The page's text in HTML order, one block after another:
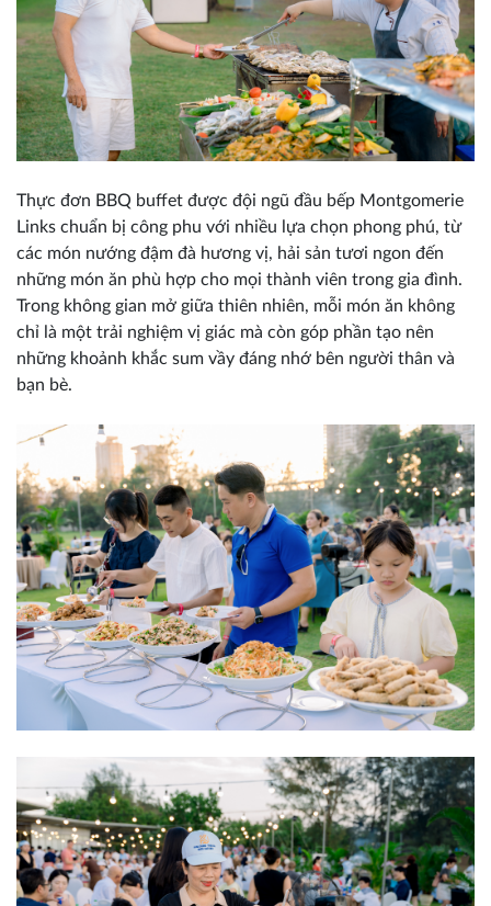
Thực đơn BBQ buffet được đội ngũ đầu bếp Montgomerie
Links chuẩn bị công phu với nhiều lựa chọn phong phú, từ
các món nướng đậm đà hương vị, hải sản tươi ngon đến
những món ăn phù hợp cho mọi thành viên trong gia đình.
Trong không gian mở giữa thiên nhiên, mỗi món ăn không
chỉ là một trải nghiệm vị giác mà còn góp phần tạo nên
những khoảnh khắc sum vầy đáng nhớ bên người thân và
bạn bè.